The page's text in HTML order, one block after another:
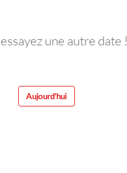
une autre date !
Aujourd'hui